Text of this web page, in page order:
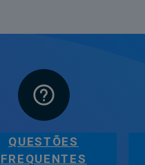
QUESTÕES
FREQUENTES